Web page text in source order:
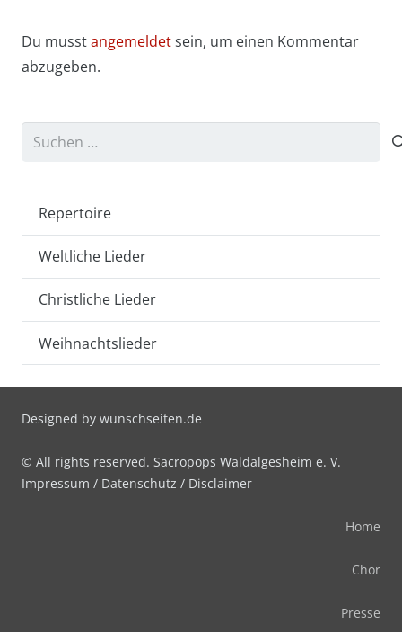
Du musstangemeldetsein, um einen Kommentar
abzugeben.
Suchen
Repertoire
Weltliche Lieder
Christliche Lieder
Weihnachtslieder
Designed by wunschseiten.de
© All rights reserved. Sacropops Waldalgesheim e. V.
Impressum / Datenschutz / Disclaimer
Home
Chor
Presse